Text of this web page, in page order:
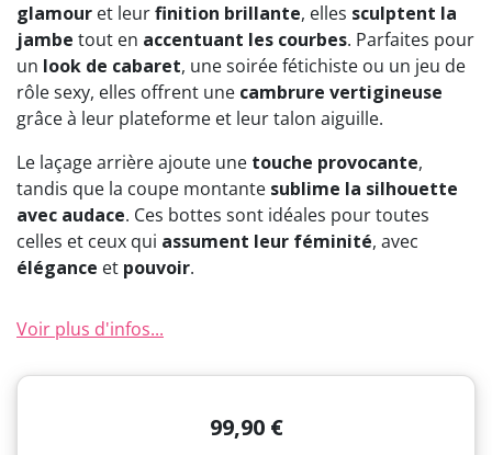
glamour et leurfinition brillante, elles sculptent la
jambe tout en accentuant les courbes. Parfaites pour
un look de cabaret, une soirée fétichiste ou un jeu de
rôle sexy, elles offrent une cambrure vertigineuse
grâce à leur plateforme et leur talon aiguille.
Le laçage arrière ajoute une touche provocante,
tandis que la coupe montante sublime la silhouette
avec audace. Ces bottes sont idéales pour toutes
celles et ceux qui assument leur féminité, avec
élégance et pouvoir.
Voir plus d'infos...
99,90 €